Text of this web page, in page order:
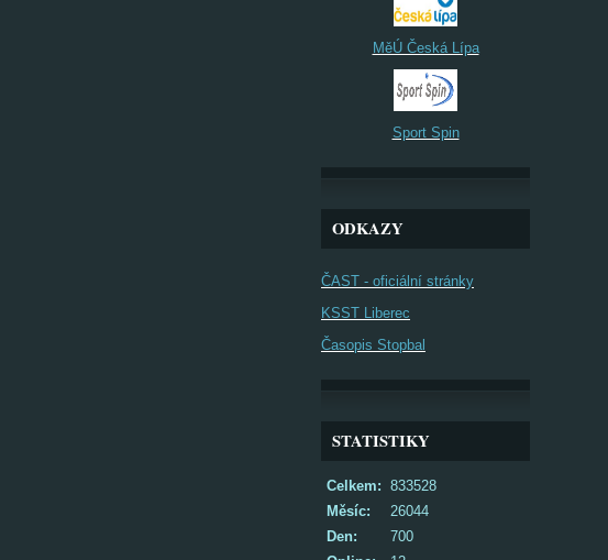
MěÚ Česká Lípa
Sport Spin
ODKAZY
ČAST - oficiální stránky
KSST Liberec
Časopis Stopbal
STATISTIKY
Celkem: 833528
Měsíc:
26044
Den:
700